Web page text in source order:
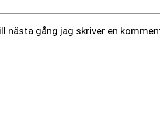
nästa gång jag skriver en